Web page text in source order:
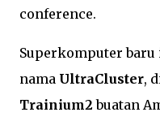
conference.
Superkomputer
nama UltraCluster,
Trainium2 buatan